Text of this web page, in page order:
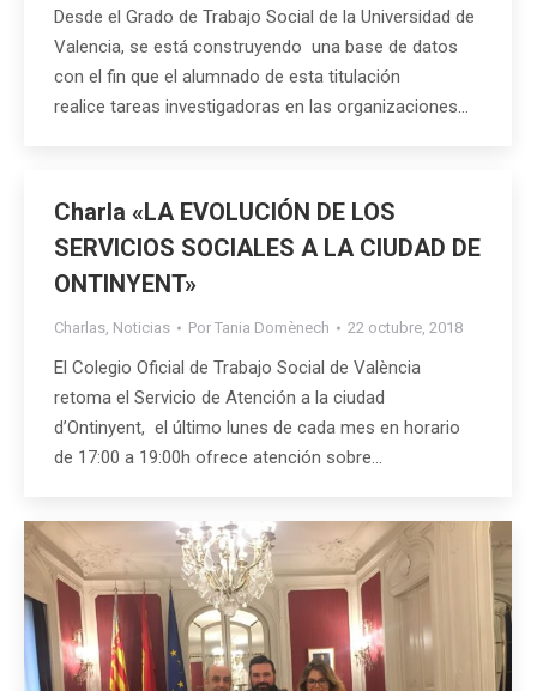
Desde el Grado de Trabajo Social de la Universidad de
Valencia, se está construyendo una base de datos
con el fin que el alumnado de esta titulación
realice tareas investigadoras en las organizaciones…
Charla «LA EVOLUCIÓN DE LOS
SERVICIOS SOCIALES A LA CIUDAD DE
ONTINYENT»
Charlas, Noticias Por Tania Domènech 22 octubre, 2018
El Colegio Oficial de Trabajo Social de València
retoma el Servicio de Atención a la ciudad
d’Ontinyent, el último lunes de cada mes en horario
de 17:00 a 19:00h ofrece atención sobre…